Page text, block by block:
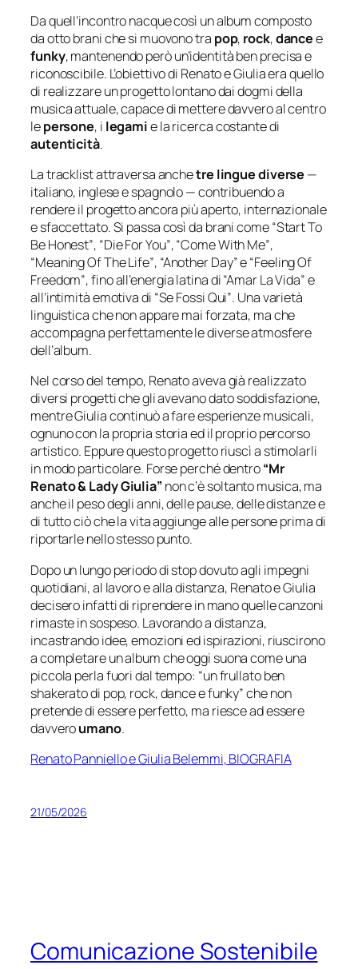
Da quell’incontro nacque così un album composto
da otto brani che si muovono tra pop, rock,dancee
funky, mantenendo però un’identità ben precisa e
riconoscibile. L’obiettivo di Renato e Giulia era quello
di realizzare un progetto lontano dai dogmi della
musica attuale, capace di mettere davvero al centro
lepersone, i legamie la ricerca costante di
autenticità.
La tracklist attraversa anchetre lingue diverse —
italiano, inglese e spagnolo — contribuendo a
rendere il progetto ancora più aperto, internazionale
e sfaccettato. Si passa così da brani come“Start To
Be Honest”, “Die For You”,“Come With Me”,
“Meaning Of The Life”, “Another Day”e“Feeling Of
Freedom”, fino all’energia latina di“Amar La Vida”e
all’intimità emotiva di “Se Fossi Qui”. Una varietà
linguistica che non appare mai forzata, ma che
accompagna perfettamente le diverse atmosfere
dell’album.
Nel corso del tempo, Renato aveva già realizzato
diversi progetti che gli avevano dato soddisfazione,
mentre Giulia continuò a fare esperienze musicali,
ognuno con la propria storia ed il proprio percorso
artistico. Eppure questo progetto riuscì a stimolarli
in modo particolare. Forse perché dentro“Mr
Renato & Lady Giulia” non c’è soltanto musica, ma
anche il peso degli anni, delle pause, delle distanze e
di tutto ciò che la vita aggiunge alle persone prima di
riportarle nello stesso punto.
Dopo un lungo periodo di stop dovuto agli impegni
quotidiani, al lavoro e alla distanza, Renato e Giulia
decisero infatti di riprendere in mano quelle canzoni
rimaste in sospeso. Lavorando a distanza,
incastrando idee, emozioni ed ispirazioni, riuscirono
a completare un album che oggi suona come una
piccola perla fuori dal tempo: “un frullato ben
shakerato di pop, rock, dance e funky”che non
pretende di essere perfetto, ma riesce ad essere
davveroumano.
Renato Panniello e Giulia Belemmi, BIOGRAFIA
21/05/2026
Comunicazione Sostenibile